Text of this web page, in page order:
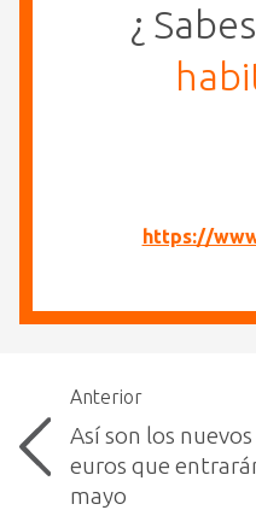
¿
https://
Anterior
Así son los
euros que
mayo